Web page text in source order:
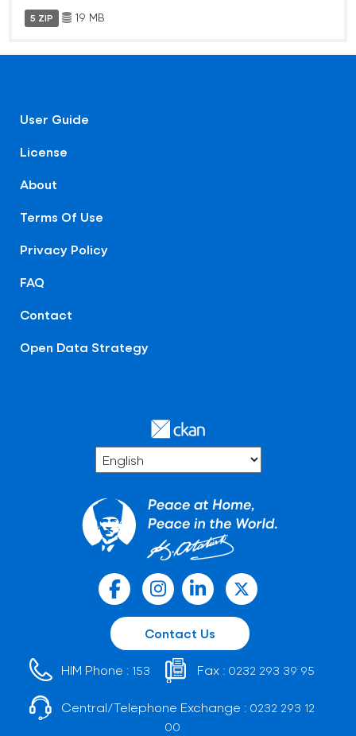
5 ZIP 19 MB
User Guide
License
About
Terms Of Use
Privacy Policy
FAQ
Contact
Open Data Strategy
Contact Us
HIM Phone : 153 Fax : 0232 293 39 95
Central/Telephone Exchange : 0232 293 12
00